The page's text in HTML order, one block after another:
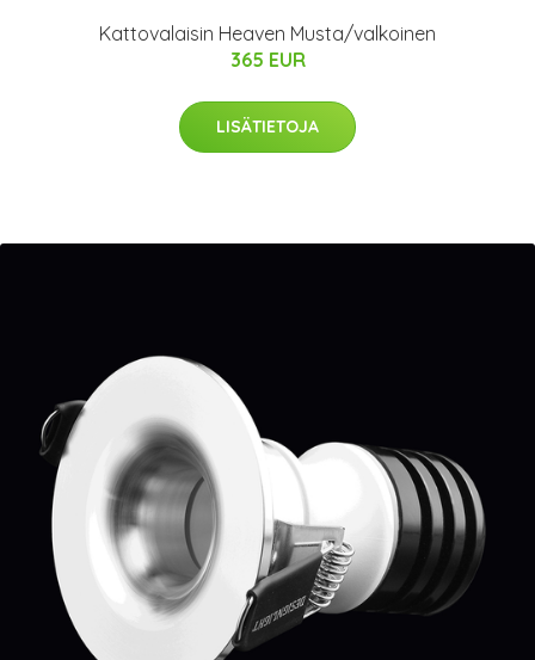
Kattovalaisin Heaven Musta/valkoinen
365 EUR
LISÄTIETOJA